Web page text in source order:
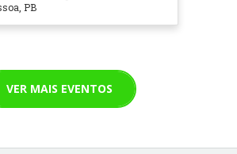
PB
VER MAIS EVENTOS